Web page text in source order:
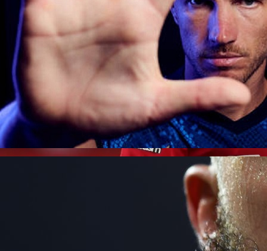
DRUŠTVENE MREŽE
20:10, 15.04.2021
SARAJEVSKI ŠMEKER: Haris
Medunjanin je ponovo na Instagramu
Autor:
Redakcija
20:10, 15.04.2021